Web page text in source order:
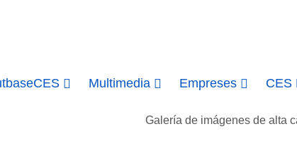
Multimedia Empreses CES
Galería de imágenes de alta